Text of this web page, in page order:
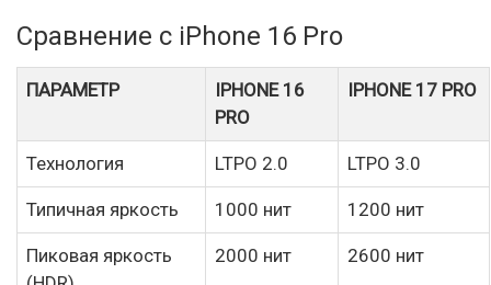
Сравнение с iPhone 16 Pro
ПАРАМЕТР
IPHONE 16
PRO
IPHONE 17 PRO
Технология LTPO 2.0 LTPO 3.0
Типичная яркость 1000 нит 1200 нит
Пиковая яркость
2000 нит 2600 нит